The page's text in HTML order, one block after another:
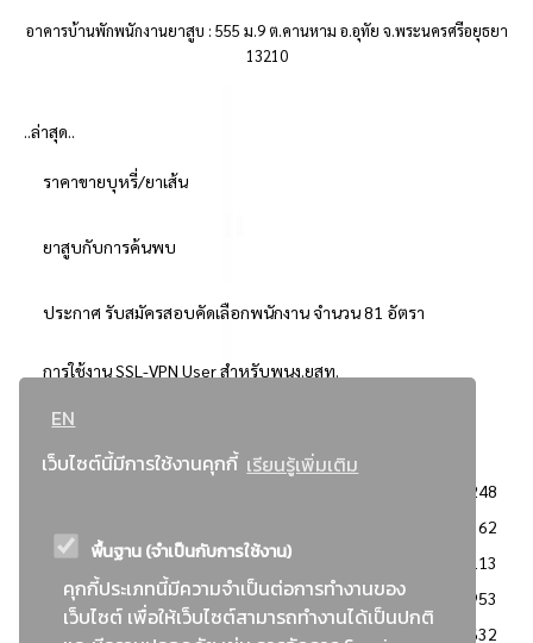
EN
เว็บไซต์นี้มีการใช้งานคุกกี้ เรียนรู้เพิ่มเติม
พื้นฐาน (จำเป็นกับการใช้งาน)
คุกกี้ประเภทนี้มีความจำเป็นต่อการทำงานของ
เว็บไซต์ เพื่อให้เว็บไซต์สามารถทำงานได้เป็นปกติ
อาคารบ้านพักพนักงานยาสูบ : 555 ม.9 ต.คานหาม อ.อุทัย จ.พระนครศรีอยุธยา
13210
..ล่าสุด..
ราคาขายบุหรี่/ยาเส้น
ยาสูบกับการค้นพบ
ประกาศ รับสมัครสอบคัดเลือกพนักงาน จำนวน 81 อัตรา
การใช้งาน SSL-VPN User สำหรับพนง.ยสท.
..ยอดนิยม..
3248
2362
: วิธีเฉพาะเจาะจง
2113
ข่าวสาร/ประกาศ
1953
: เอกสารส่งเสริมความโปร่งใสในการจัดซื้อจัดจ้าง
1632